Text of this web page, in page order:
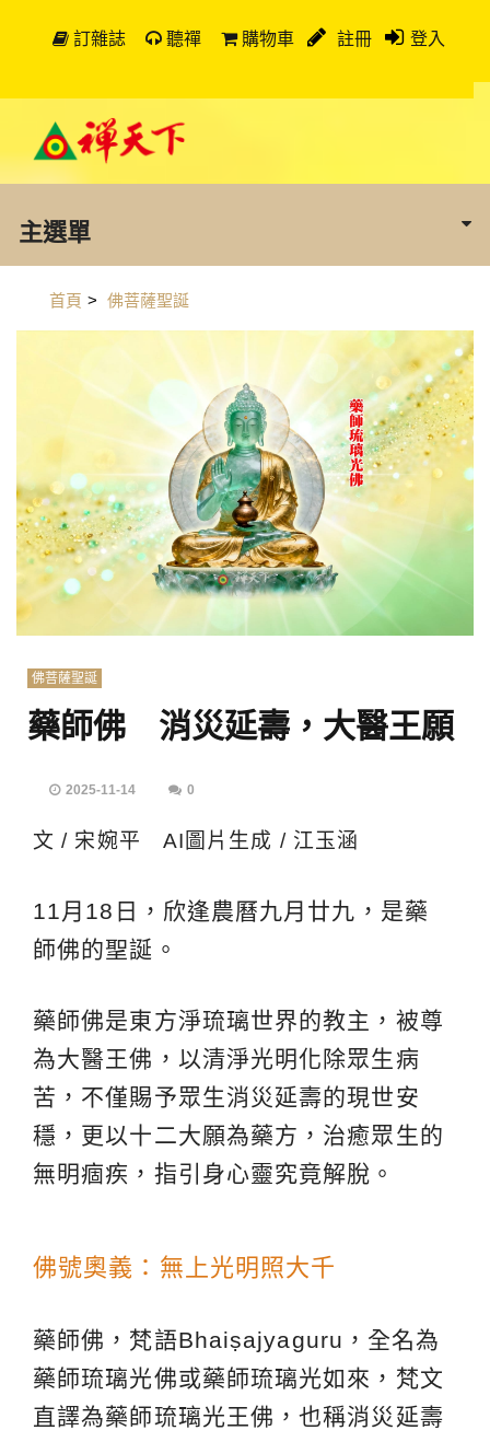
訂雜誌 聽禪 購物車 註冊 登入
主選單
首頁 > 佛菩薩聖誕
佛菩薩聖誕
藥師佛 消災延壽，大醫王願
2025-11-14 0
文 / 宋婉平 AI圖片生成 / 江玉涵
11月18日，欣逢農曆九月廿九，是藥
師佛的聖誕。
藥師佛是東方淨琉璃世界的教主，被尊
為大醫王佛，以清淨光明化除眾生病
苦，不僅賜予眾生消災延壽的現世安
穩，更以十二大願為藥方，治癒眾生的
無明痼疾，指引身心靈究竟解脫。
佛號奧義：無上光明照大千
藥師佛，梵語Bhaiṣajyaguru，全名為
藥師琉璃光佛或藥師琉璃光如來，梵文
直譯為藥師琉璃光王佛，也稱消災延壽